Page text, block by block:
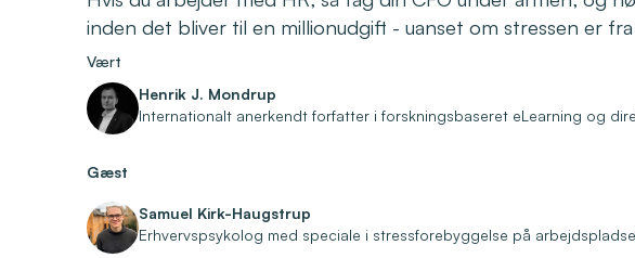
inden det bliver til en millionudgift - uanset om stressen er
Vært
Henrik J. Mondrup
Internationalt anerkendt forfatter i forskningsbaseret eLearning og
Gæst
Samuel Kirk-Haugstrup
Erhvervspsykolog med speciale i stressforebyggelse på